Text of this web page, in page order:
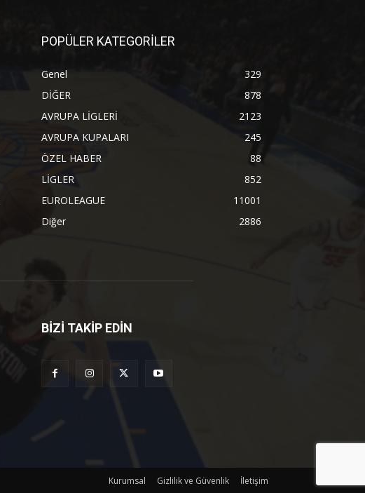
POPÜLER KATEGORİLER
Genel
329
DİĞER
878
AVRUPA LİGLERİ
2123
AVRUPA KUPALARI
245
ÖZEL HABER
88
LİGLER
852
EUROLEAGUE
11001
Diğer
2886
BİZİ TAKİP EDİN
Kurumsal Gizlilik ve Güvenlik İletişim